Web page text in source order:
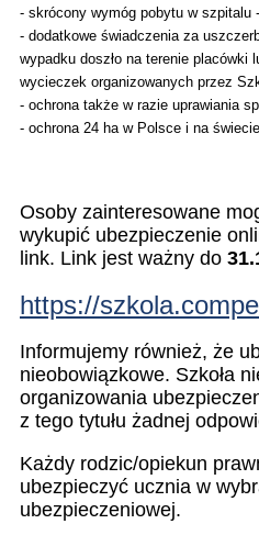
- skrócony wymóg pobytu w szpitalu
- dodatkowe świadczenia za
wypadku doszło na terenie placówki
wycieczek organizowanych przez
- ochrona także w razie uprawiania
- ochrona 24 ha w Polsce i na świecie
Osoby zainteresowane
wykupić ubezpieczenie
link. Link jest ważny do
https://
Informujemy również, że
nieobowiązkowe. Szkoła
organizowania
z tego tytułu żadnej
Każdy rodzic/opiekun
ubezpieczyć ucznia w
ubezpieczeniowej.